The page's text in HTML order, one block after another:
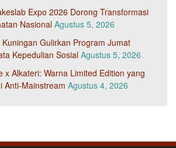
Expo 2026 Dorong Transformasi
Nasional Agustus 5, 2026
Gulirkan Program Jumat
Kepedulian Sosial Agustus 5, 2026
x Alkateri: Warna Limited Edition yang
Anti-Mainstream Agustus 4, 2026